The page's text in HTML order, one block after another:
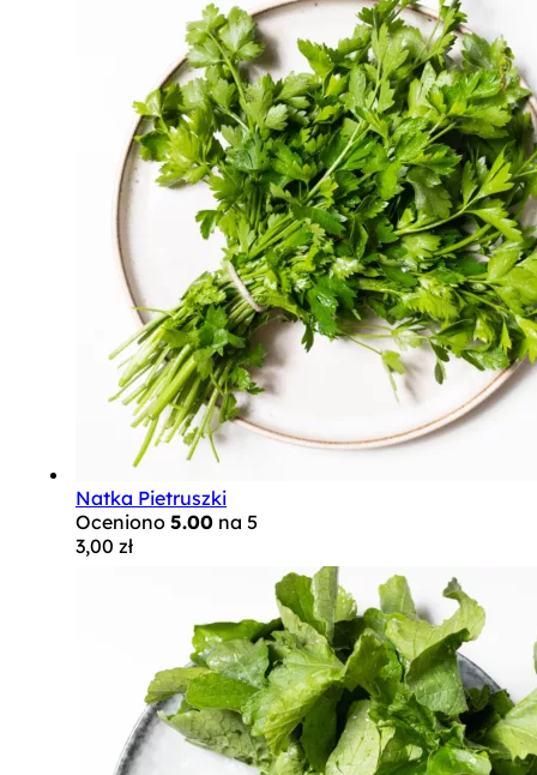
Natka Pietruszki
Oceniono 5.00 na 5
3,00 zł